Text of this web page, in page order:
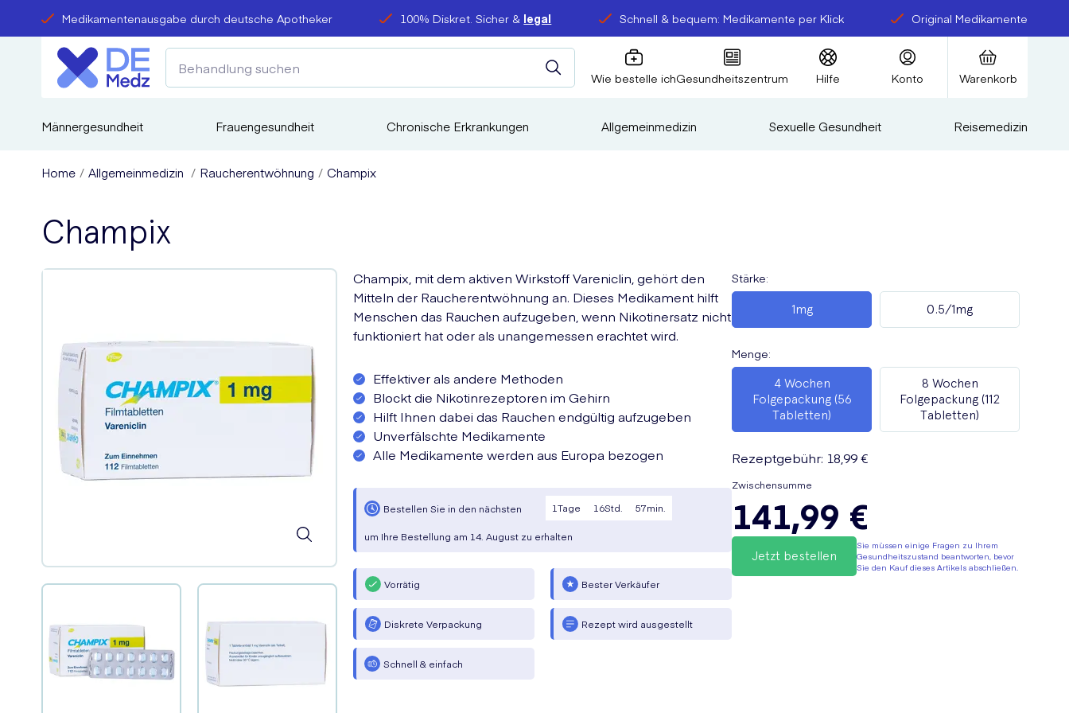
Medikamentenausgabe durch deutsche Apotheker 100% Diskret. Sicher & legal Schnell & bequem: Medikamente per Klick Original Medikamente
Wie bestelle ichGesundheitszentrum Hilfe Konto Warenkorb
Männergesundheit Frauengesundheit Chronische Erkrankungen Allgemeinmedizin Sexuelle Gesundheit Reisemedizin
Home Allgemeinmedizin Raucherentwöhnung Champix
Champix
Champix, mit dem aktiven Wirkstoff Vareniclin, gehört den
Mitteln der Raucherentwöhnung an. Dieses Medikament hilft
Menschen das Rauchen aufzugeben, wenn Nikotinersatz nicht
funktioniert hat oder als unangemessen erachtet wird.
Effektiver als andere Methoden
Blockt die Nikotinrezeptoren im Gehirn
Hilft Ihnen dabei das Rauchen endgültig aufzugeben
Unverfälschte Medikamente
Alle Medikamente werden aus Europa bezogen
Bestellen Sie in den nächsten 1Tage 16Std. 57min.
um Ihre Bestellung am 14. August zu erhalten
Vorrätig Bester Verkäufer
Diskrete Verpackung Rezept wird ausgestellt
Schnell & einfach
Stärke:
1mg 0.5/1mg
Menge:
4 Wochen
Folgepackung (56
Tabletten)
8 Wochen
Folgepackung (112
Tabletten)
Rezeptgebühr: 18,99 €
Zwischensumme
141,99 €
Jetzt bestellen
Sie müssen einige Fragen zu Ihrem
Gesundheitszustand beantworten, bevor
Sie den Kauf dieses Artikels abschließen.